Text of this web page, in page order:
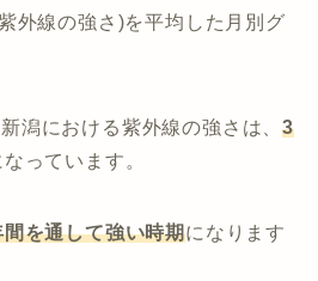
外線の強さ)を平均した月別グ
潟における紫外線の強さは、3
なっています。
を通して強い時期になります